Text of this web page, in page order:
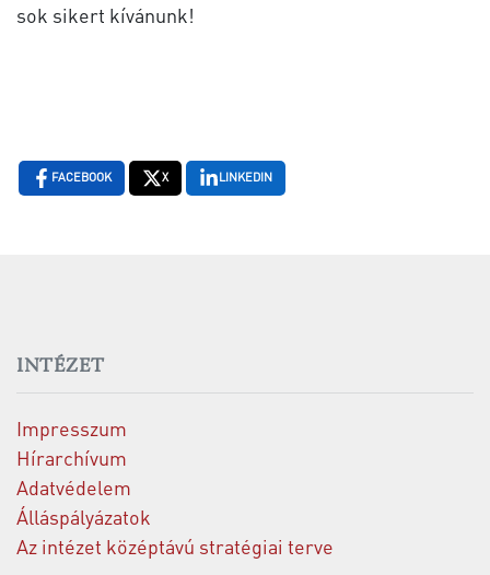
sok sikert kívánunk!
FACEBOOK X LINKEDIN
INTÉZET
Impresszum
Hírarchívum
Adatvédelem
Álláspályázatok
Az intézet középtávú stratégiai terve